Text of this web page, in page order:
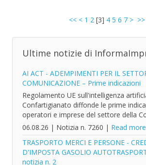
<< < 1 2[3] 4 5 6 7 > >>
Ultime notizie di
AI ACT - ADEMPIMENTI PER IL
COMUNICAZIONE – Prime indicazioni
Regolamento UE sull'intelligenza
Confartigianato diffonde le prime
operatori e imprese del settore della
06.08.26 | Notizia n. 7260 | Read more
TRASPORTO MERCI E PERSONE -
D'IMPOSTA GASOLIO
notizia n. 2